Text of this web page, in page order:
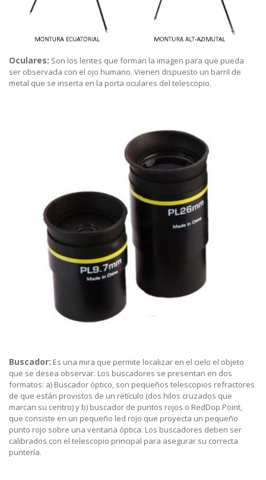
Oculares: Son los lentes que forman la imagen para que pueda
ser observada con el ojo humano. Vienen dispuesto un barril de
metal que se inserta en la porta oculares del telescopio.
Buscador: Es una mira que permite localizar en el cielo el objeto
que se desea observar. Los buscadores se presentan en dos
formatos: a) Buscador óptico, son pequeños telescopios refractores
de que están provistos de un retículo (dos hilos cruzados que
marcan su centro) y b) buscador de puntos rojos o RedDop Point,
que consiste en un pequeño led rojo que proyecta un pequeño
punto rojo sobre una ventana óptica. Los buscadores deben ser
calibrados con el telescopio principal para asegurar su correcta
puntería.